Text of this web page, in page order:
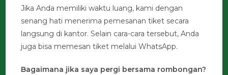
Jika Anda memiliki waktu luang, kami dengan
senang hati menerima pemesanan tiket secara
langsung di kantor. Selain cara-cara tersebut, Anda
juga bisa memesan tiket melalui WhatsApp.
Bagaimana jika saya pergi bersama rombongan?